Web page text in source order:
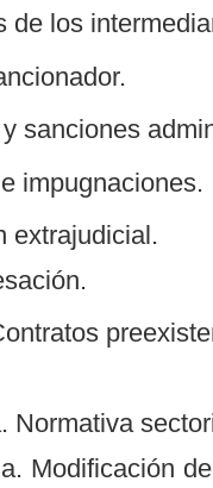
de los
sanciones
impugnaciones.
extrajudicial.
Normativa
Modificación